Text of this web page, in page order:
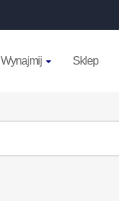
Wynajmij Sklep